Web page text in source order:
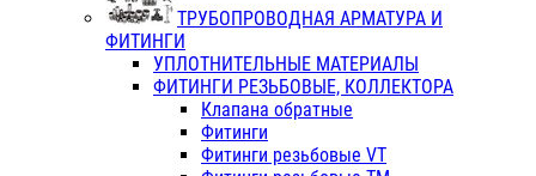
ТРУБОПРОВОДНАЯ АРМАТУРА И
ФИТИНГИ
УПЛОТНИТЕЛЬНЫЕ МАТЕРИАЛЫ
ФИТИНГИ РЕЗЬБОВЫЕ, КОЛЛЕКТОРА
Клапана обратные
Фитинги
Фитинги резьбовые VT